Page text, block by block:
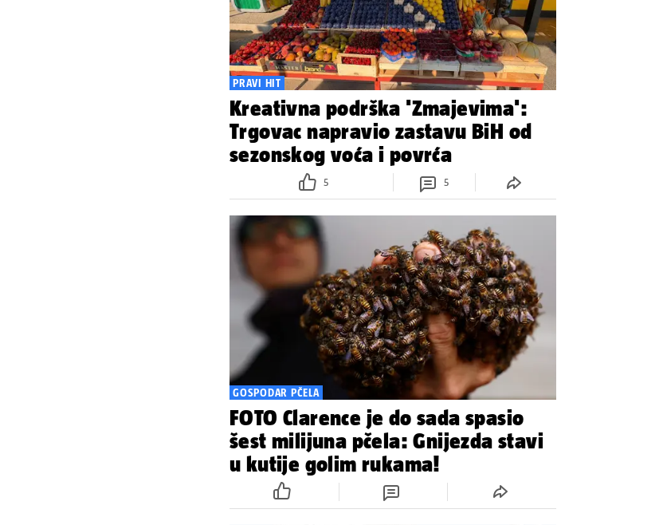
PRAVI HIT
Kreativna podrška 'Zmajevima':
Trgovac napravio zastavu BiH od
sezonskog voća i povrća
5 5
GOSPODAR PČELA
FOTO Clarence je do sada spasio
šest milijuna pčela: Gnijezda stavi
u kutije golim rukama!